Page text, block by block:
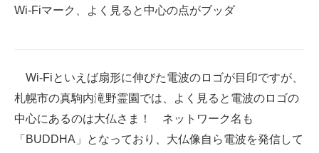
Wi-Fiマーク、よく見ると中心の点がブッダ
Wi-Fiといえば扇形に伸びた電波のロゴが目印ですが、
札幌市の真駒内滝野霊園では、よく見ると電波のロゴの
中心にあるのは大仏さま！ ネットワーク名も
「BUDDHA」となっており、大仏像自ら電波を発信して